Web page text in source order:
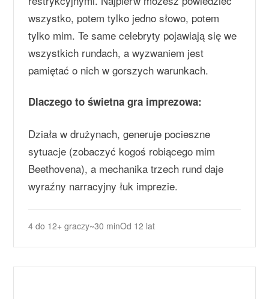
wszystko, potem tylko jedno słowo, potem
tylko mim. Te same celebryty pojawiają się we
wszystkich rundach, a wyzwaniem jest
pamiętać o nich w gorszych warunkach.
Dlaczego to świetna gra imprezowa:
Działa w drużynach, generuje pocieszne
sytuacje (zobaczyć kogoś robiącego mim
Beethovena), a mechanika trzech rund daje
wyraźny narracyjny łuk imprezie.
4 do 12+ graczy~30 minOd 12 lat